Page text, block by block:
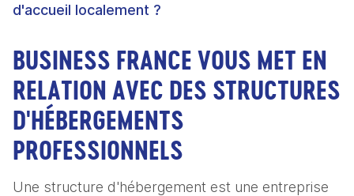
d'accueil localement ?
BUSINESS FRANCE VOUS MET EN
RELATION AVEC DES STRUCTURES
D'HÉBERGEMENTS
PROFESSIONNELS
Une structure d'hébergement est une entreprise